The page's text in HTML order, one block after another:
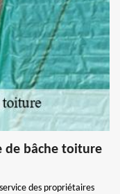
de bâche toiture
des propriétaires